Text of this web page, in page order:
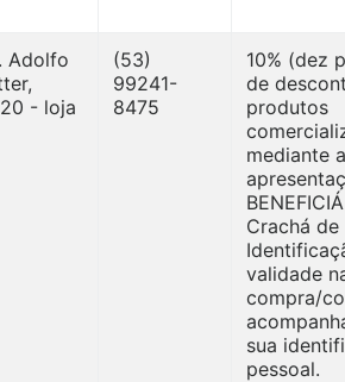
Adolfo
- loja
(53)
99241-
8475
10% (dez
de
produtos
mediante a
Crachá de
validade
compra/
sua
pessoal.